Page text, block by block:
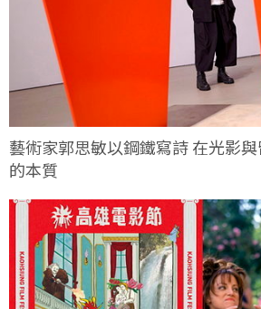
藝術家郭思敏以鋼鐵寫詩 在光影
的本質